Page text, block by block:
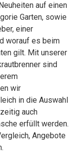
auf einen
Garten, sowie
einer
worauf es beim
gilt. Mit unserer
sind
wir
in die Auswahl
auch
erfüllt werden.
Angebote